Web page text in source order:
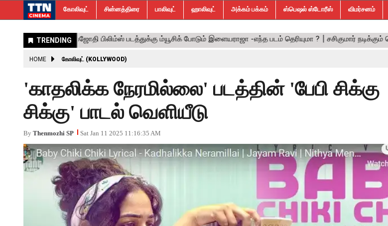
கோலிவுட் சின்னத்திரை பாலிவுட் ஹாலிவுட் அக்கம் பக்கம் ஸ்பெஷல் ஸ்டோரீஸ் விமர்சனம்
HOME கோலிவுட் (KOLLYWOOD)
'காதலிக்க நேரமில்லை' படத்தின் 'பேபி சிக்கு
சிக்கு' பாடல் வெளியீடு
By Thenmozhi SP Sat Jan 11 2025 11:16:35 AM